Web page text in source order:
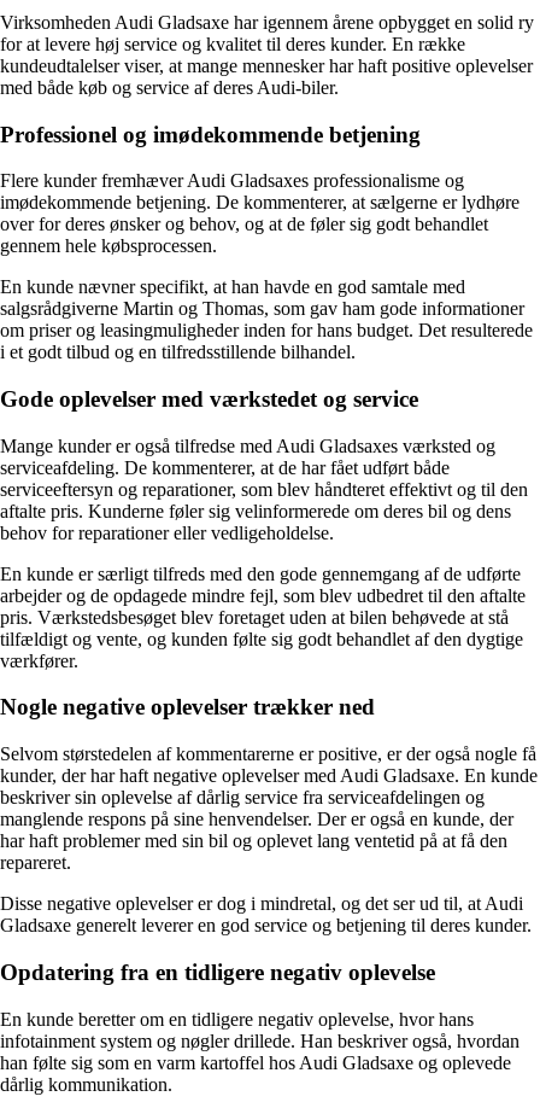
Virksomheden Audi Gladsaxe har igennem årene opbygget en solid ry
for at levere høj service og kvalitet til deres kunder. En række
kundeudtalelser viser, at mange mennesker har haft positive oplevelser
med både køb og service af deres Audi-biler.
Professionel og imødekommende betjening
Flere kunder fremhæver Audi Gladsaxes professionalisme og
imødekommende betjening. De kommenterer, at sælgerne er lydhøre
over for deres ønsker og behov, og at de føler sig godt behandlet
gennem hele købsprocessen.
En kunde nævner specifikt, at han havde en god samtale med
salgsrådgiverne Martin og Thomas, som gav ham gode informationer
om priser og leasingmuligheder inden for hans budget. Det resulterede
i et godt tilbud og en tilfredsstillende bilhandel.
Gode oplevelser med værkstedet og service
Mange kunder er også tilfredse med Audi Gladsaxes værksted og
serviceafdeling. De kommenterer, at de har fået udført både
serviceeftersyn og reparationer, som blev håndteret effektivt og til den
aftalte pris. Kunderne føler sig velinformerede om deres bil og dens
behov for reparationer eller vedligeholdelse.
En kunde er særligt tilfreds med den gode gennemgang af de udførte
arbejder og de opdagede mindre fejl, som blev udbedret til den aftalte
pris. Værkstedsbesøget blev foretaget uden at bilen behøvede at stå
tilfældigt og vente, og kunden følte sig godt behandlet af den dygtige
værkfører.
Nogle negative oplevelser trækker ned
Selvom størstedelen af kommentarerne er positive, er der også nogle få
kunder, der har haft negative oplevelser med Audi Gladsaxe. En kunde
beskriver sin oplevelse af dårlig service fra serviceafdelingen og
manglende respons på sine henvendelser. Der er også en kunde, der
har haft problemer med sin bil og oplevet lang ventetid på at få den
repareret.
Disse negative oplevelser er dog i mindretal, og det ser ud til, at Audi
Gladsaxe generelt leverer en god service og betjening til deres kunder.
Opdatering fra en tidligere negativ oplevelse
En kunde beretter om en tidligere negativ oplevelse, hvor hans
infotainment system og nøgler drillede. Han beskriver også, hvordan
han følte sig som en varm kartoffel hos Audi Gladsaxe og oplevede
dårlig kommunikation.